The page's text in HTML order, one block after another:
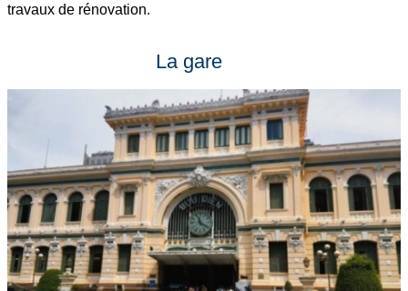
travaux de rénovation.
La gare